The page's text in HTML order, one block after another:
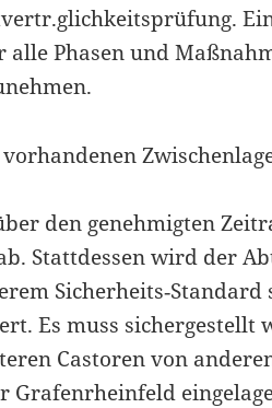
Phasen und
den genehmigten
Stattdessen wird der
Sicherheits‐Standard
Es muss sichergestellt
Castoren von
Grafenrheinfeld